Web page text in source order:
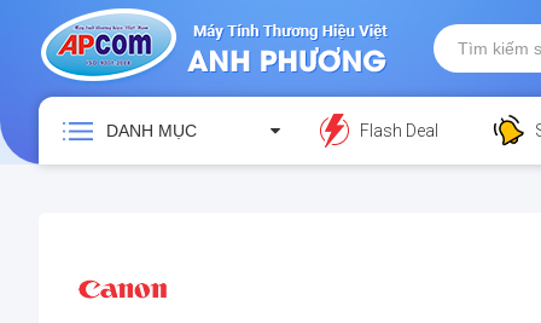
DANH MỤC Flash Deal